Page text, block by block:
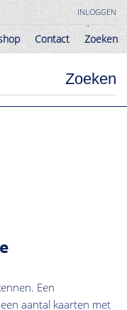
INLOGGEN
Contact Zoeken
Een
aantal kaarten met